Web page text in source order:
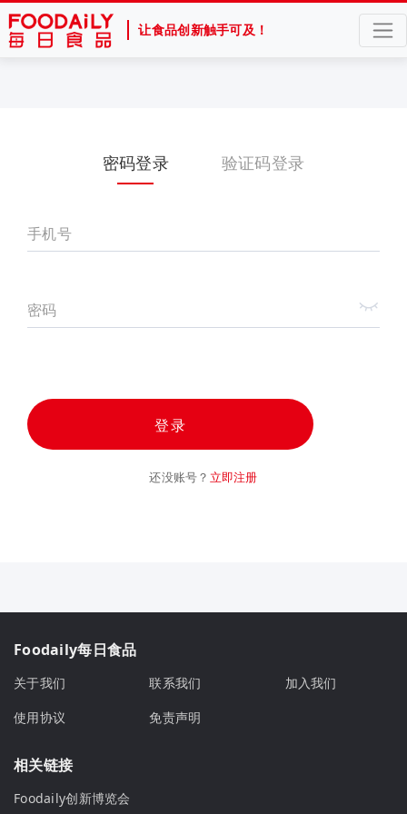
让食品创新触手可及！
密码登录 验证码登录
手机号
密码
登录
还没账号？ 立即注册
Foodaily每日食品
关于我们 联系我们
加入我们
使用协议
免责声明
相关链接
Foodaily创新博览会